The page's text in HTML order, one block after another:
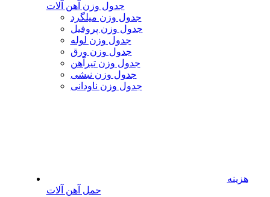
جدول وزن آهن آلات
جدول وزن میلگرد
جدول وزن پروفیل
جدول وزن لوله
جدول وزن ورق
جدول وزن تیرآهن
جدول وزن نبشی
جدول وزن ناودانی
هزینه
حمل آهن آلات